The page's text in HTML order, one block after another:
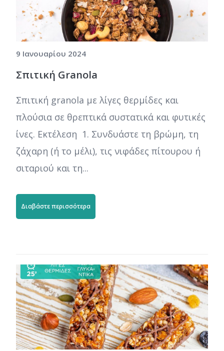
9 Ιανουαρίου 2024
Σπιτική Granola
Σπιτική granola με λίγες θερμίδες και
πλούσια σε θρεπτικά συστατικά και φυτικές
ίνες. Εκτέλεση 1. Συνδυάστε τη βρώμη, τη
ζάχαρη (ή το μέλι), τις νιφάδες πίτουρου ή
σιταριού και τη...
Διαβάστε περισσότερα